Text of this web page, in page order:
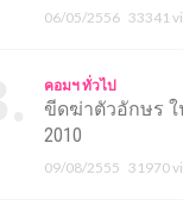
06/05/2556 33341
คอมฯ ทั่วไป
ขีดฆ่าตัวอักษร ใ
2010
09/08/2555 31970